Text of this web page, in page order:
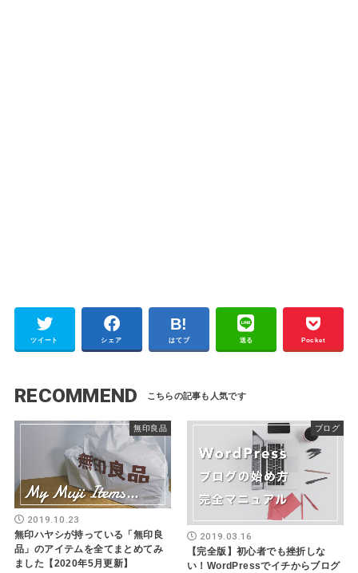
ツイート シェア はてブ 送る Pocket
RECOMMEND
無印良品
2019.10.23
無印ハヤシが持っている「無印良
品」のアイテムを全てまとめてみ
ました【2020年5月更新】
ブログ
2019.03.16
【完全版】初心者でも挫折しな
い！WordPressでイチからブログ